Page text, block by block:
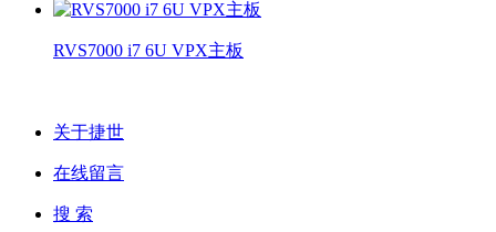
RVS7000 i7 6U VPX主板
关于捷世
在线留言
搜 索